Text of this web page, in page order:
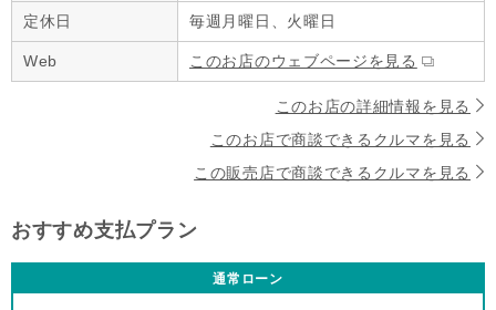
定休日 毎週月曜日、火曜日
Web このお店のウェブページを見る
このお店の詳細情報を見る
このお店で商談できるクルマを見る
この販売店で商談できるクルマを見る
おすすめ支払プラン
通常ローン